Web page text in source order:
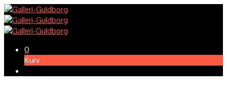
0
Kurv